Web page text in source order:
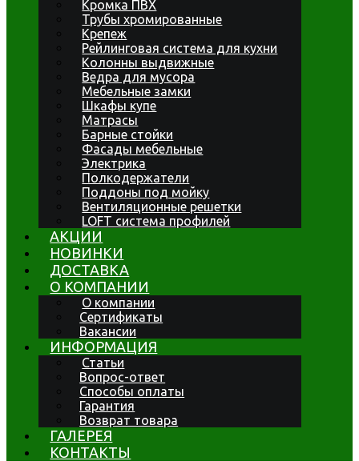
Кромка ПВХ
Трубы хромированные
Крепеж
Рейлинговая система для кухни
Колонны выдвижные
Ведра для мусора
Мебельные замки
Шкафы купе
Матрасы
Барные стойки
Фасады мебельные
Электрика
Полкодержатели
Поддоны под мойку
Вентиляционные решетки
LOFT система профилей
АКЦИИ
НОВИНКИ
ДОСТАВКА
О КОМПАНИИ
О компании
Сертификаты
Вакансии
ИНФОРМАЦИЯ
Статьи
Вопрос-ответ
Способы оплаты
Гарантия
Возврат товара
ГАЛЕРЕЯ
КОНТАКТЫ